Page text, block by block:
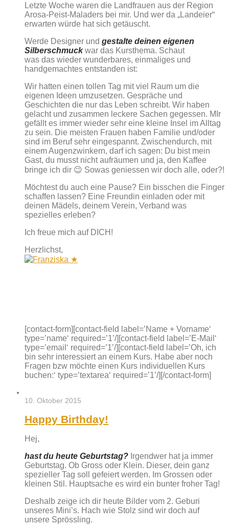
Letzte Woche waren die Landfrauen aus der Region
Arosa-Peist-Maladers bei mir. Und wer da „Landeier“
erwarten würde hat sich getäuscht.
Werde Designer und gestalte deinen eigenen
Silberschmuckwar das Kursthema. Schaut
was das wieder wunderbares, einmaliges und
handgemachtes entstanden ist:
Wir hatten einen tollen Tag mit viel Raum um die
eigenen Ideen umzusetzen. Gespräche und
Geschichten die nur das Leben schreibt. Wir haben
gelacht und zusammen leckere Sachen gegessen. MIr
gefällt es immer wieder sehr eine kleine Insel im Alltag
zu sein. Die meisten Frauen haben Familie und/oder
sind im Beruf sehr eingespannt. Zwischendurch, mit
einem Augenzwinkern, darf ich sagen: Du bist mein
Gast, du musst nicht aufräumen und ja, den Kaffee
bringe ich dir 😉 Sowas geniessen wir doch alle, oder?!
Möchtest du auch eine Pause? Ein bisschen die Finger
schaffen lassen? Eine Freundin einladen oder mit
deinen Mädels, deinem Verein, Verband was
spezielles erleben?
Ich freue mich auf DICH!
Herzlichst,
[contact-form][contact-field label=’Name + Vorname‘
type=’name‘ required=’1’/][contact-field label=’E-Mail‘
type=’email‘ required=’1’/][contact-field label=’Oh, ich
bin sehr interessiert an einem Kurs. Habe aber noch
Fragen bzw möchte einen Kurs individuellen Kurs
buchen:‘ type=’textarea‘ required=’1’/][/contact-form]
10. Oktober 2015
Happy Birthday!
Hej,
hast du heute Geburtstag? Irgendwer hat ja immer
Geburtstag. Ob Gross oder Klein. Dieser, dein ganz
spezieller Tag soll gefeiert werden. Im Grossen oder
kleinen Stil. Hauptsache es wird ein bunter froher Tag!
Deshalb zeige ich dir heute Bilder vom 2. Geburi
unseres Mini’s. Hach wie Stolz sind wir doch auf
unsere Sprössling.